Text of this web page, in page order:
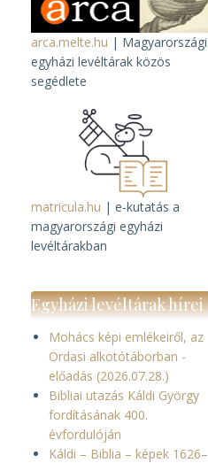
arca.melte.hu | Magyarországi
egyházi levéltárak közös
segédlete
matricula.hu | e-kutatás a
magyarországi egyházi
levéltárakban
Egyházi levéltárak hírei
Mohács képi emlékeiről, az
Ordasi alkotótáborban -
előadás (2026.07.28.)
Bibliai utazás Káldi György
fordításának 400.
évfordulóján
Káldi – Biblia – képek 1626–